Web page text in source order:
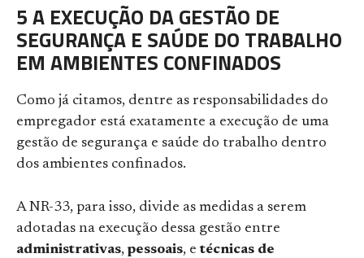
5 A EXECUÇÃO DA GESTÃO DE
SEGURANÇA E SAÚDE DO TRABALHO
EM AMBIENTES CONFINADOS
Como já citamos, dentre as responsabilidades do
empregador está exatamente a execução de uma
gestão de segurança e saúde do trabalho dentro
dos ambientes confinados.
A NR-33, para isso, divide as medidas a serem
adotadas na execução dessa gestão entre
administrativas, pessoais, etécnicas de